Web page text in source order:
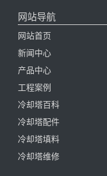
网站导航
网站首页
新闻中心
产品中心
工程案例
冷却塔百科
冷却塔配件
冷却塔填料
冷却塔维修